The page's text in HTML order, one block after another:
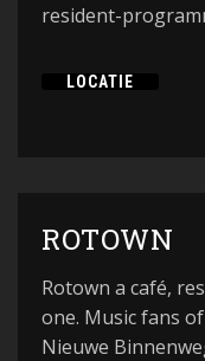
resident-
LOCATIE
ROTOWN
Rotown a café,
one. Music fans
Nieuwe